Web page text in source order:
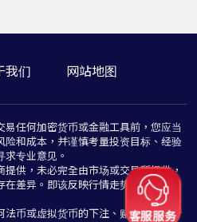
我们 网站地图
任何加密货币或金融工具前，您应当
险和成本，并谨慎考量投资目标、经验
专业意见。
供，未必完全由市场或交易所提供，
在差异。即该反映行情走势价格仅为指
法币或虚拟货币的下注、赌博与推介行